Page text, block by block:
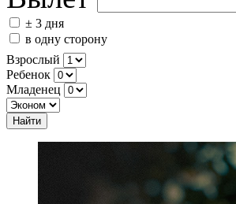
± 3 дня
в одну сторону
Взрослый
Ребенок
Младенец